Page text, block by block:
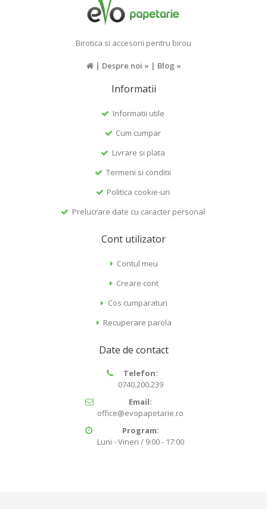
Birotica si accesorii pentru birou
| Despre noi » | Blog »
Informatii
Informatii utile
Cum cumpar
Livrare si plata
Termeni si conditii
Politica cookie-uri
Prelucrare date cu caracter personal
Cont utilizator
Contul meu
Creare cont
Cos cumparaturi
Recuperare parola
Date de contact
Telefon:
0740.200.239
Email:
office@evopapetarie.ro
Program:
Luni - Vineri / 9:00 - 17:00